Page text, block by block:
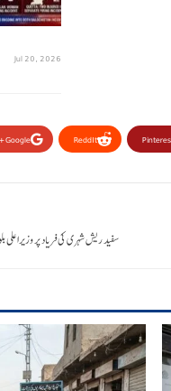
Jul 20, 2026
Google+ ReddIt
سفید ریش شہری کی فریاد پر وزیراعلی